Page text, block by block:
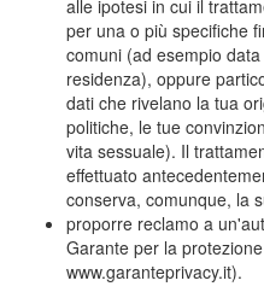
alle ipotesi in cui il
per una o più specifiche
comuni (ad esempio
residenza), oppure
dati che rivelano la tua
politiche, le tue
vita sessuale). Il
effettuato
conserva, comunque, la
proporre reclamo a
Garante per la
www.garanteprivacy.it).